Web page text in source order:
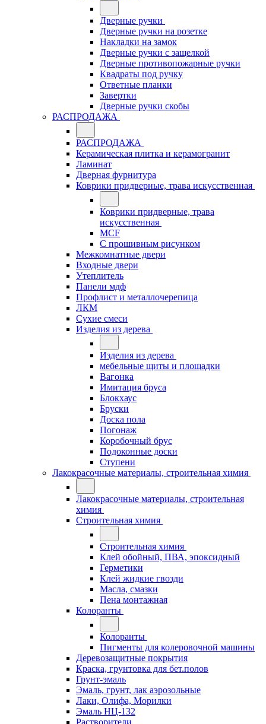
Дверные ручки
Дверные ручки на розетке
Накладки на замок
Дверные ручки с защелкой
Дверные противопожарные ручки
Квадраты под ручку
Ответные планки
Завертки
Дверные ручки скобы
РАСПРОДАЖА
РАСПРОДАЖА
Керамическая плитка и керамогранит
Ламинат
Дверная фурнитура
Коврики придверные, трава искусственная
Коврики придверные, трава
искусственная
MCF
С прошивным рисунком
Межкомнатные двери
Входные двери
Утеплитель
Панели мдф
Профлист и металлочерепица
ЛКМ
Сухие смеси
Изделия из дерева
Изделия из дерева
мебельные щиты и площадки
Вагонка
Имитация бруса
Блокхаус
Бруски
Доска пола
Погонаж
Коробочный брус
Подоконные доски
Ступени
Лакокрасочные материалы, строительная химия
Лакокрасочные материалы, строительная
химия
Строительная химия
Строительная химия
Клей обойный, ПВА, эпоксидный
Герметики
Клей жидкие гвозди
Масла, смазки
Пена монтажная
Колоранты
Колоранты
Пигменты для колеровочной машины
Деревозащитные покрытия
Краска, грунтовка для бет.полов
Грунт-эмаль
Эмаль, грунт, лак аэрозольные
Лаки, Олифа, Морилки
Эмаль НЦ-132
Растворители